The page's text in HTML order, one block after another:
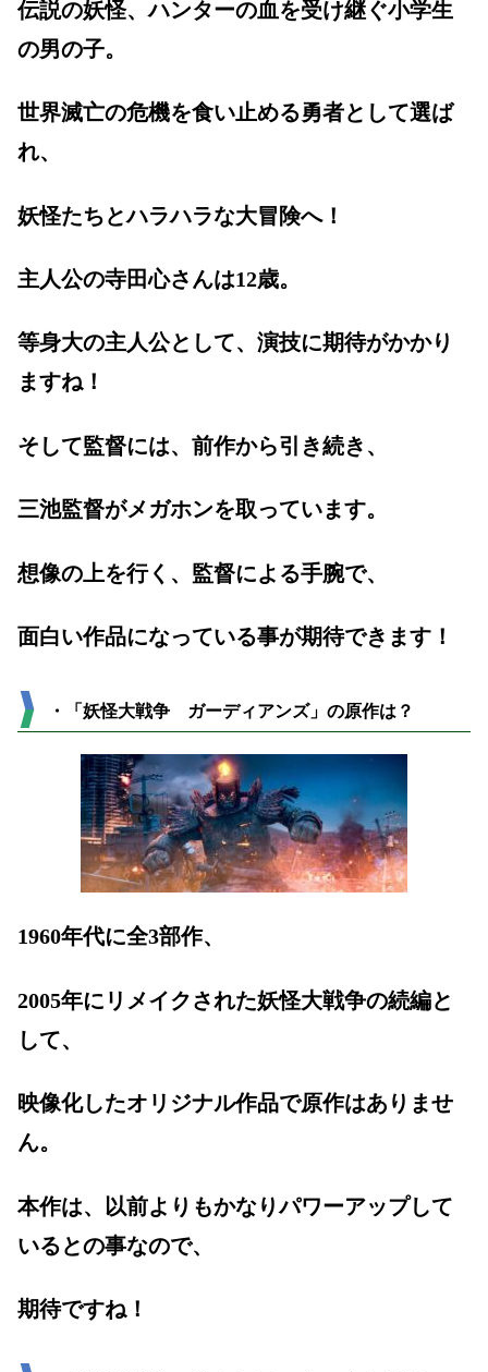
伝説の妖怪、ハンターの血を受け継ぐ小学生
の男の子。
世界滅亡の危機を食い止める勇者として選ば
れ、
妖怪たちとハラハラな大冒険へ！
主人公の寺田心さんは12歳。
等身大の主人公として、演技に期待がかかり
ますね！
そして監督には、前作から引き続き、
三池監督がメガホンを取っています。
想像の上を行く、監督による手腕で、
面白い作品になっている事が期待できます！
・「妖怪大戦争 ガーディアンズ」の原作は？
1960年代に全3部作、
2005年にリメイクされた妖怪大戦争の続編と
して、
映像化したオリジナル作品で原作はありませ
ん。
本作は、以前よりもかなりパワーアップして
いるとの事なので、
期待ですね！